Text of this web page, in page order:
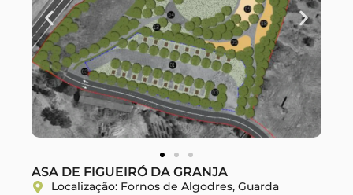
ASA DE FIGUEIRÓ DA GRANJA
Localização: Fornos de Algodres, Guarda